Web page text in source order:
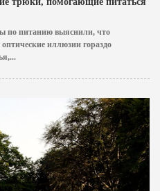
по питанию выяснили, что
иллюзии гораздо